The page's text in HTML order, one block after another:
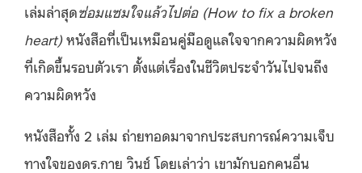
เล่มล่าสุดซ่อมแซมใจแล้วไปต่อ (How to fix a broken
heart)หนังสือที่เป็นเหมือนคู่มือดูแลใจจากความผิดหวัง
ที่เกิดขึ้นรอบตัวเรา ตั้งแต่เรื่องในชีวิตประจำวันไปจนถึง
ความผิดหวัง
หนังสือทั้ง 2 เล่ม ถ่ายทอดมาจากประสบการณ์ความเจ็บ
ทางใจของดร.กาย วินช์ โดยเล่าว่า เขามักบอกคนอื่น